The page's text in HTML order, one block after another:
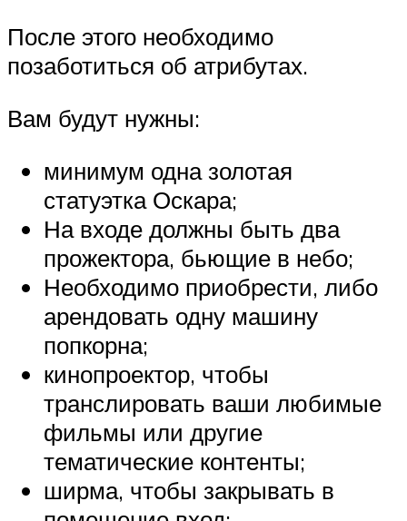
После этого необходимо
позаботиться об атрибутах.
Вам будут нужны:
минимум одна золотая
статуэтка Оскара;
На входе должны быть два
прожектора, бьющие в небо;
Необходимо приобрести, либо
арендовать одну машину
попкорна;
кинопроектор, чтобы
транслировать ваши любимые
фильмы или другие
тематические контенты;
ширма, чтобы закрывать в